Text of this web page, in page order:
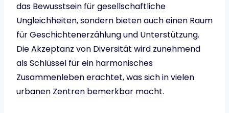
das Bewusstsein für gesellschaftliche
Ungleichheiten, sondern bieten auch einen Raum
für Geschichtenerzählung und Unterstützung.
Die Akzeptanz von Diversität wird zunehmend
als Schlüssel für ein harmonisches
Zusammenleben erachtet, was sich in vielen
urbanen Zentren bemerkbar macht.